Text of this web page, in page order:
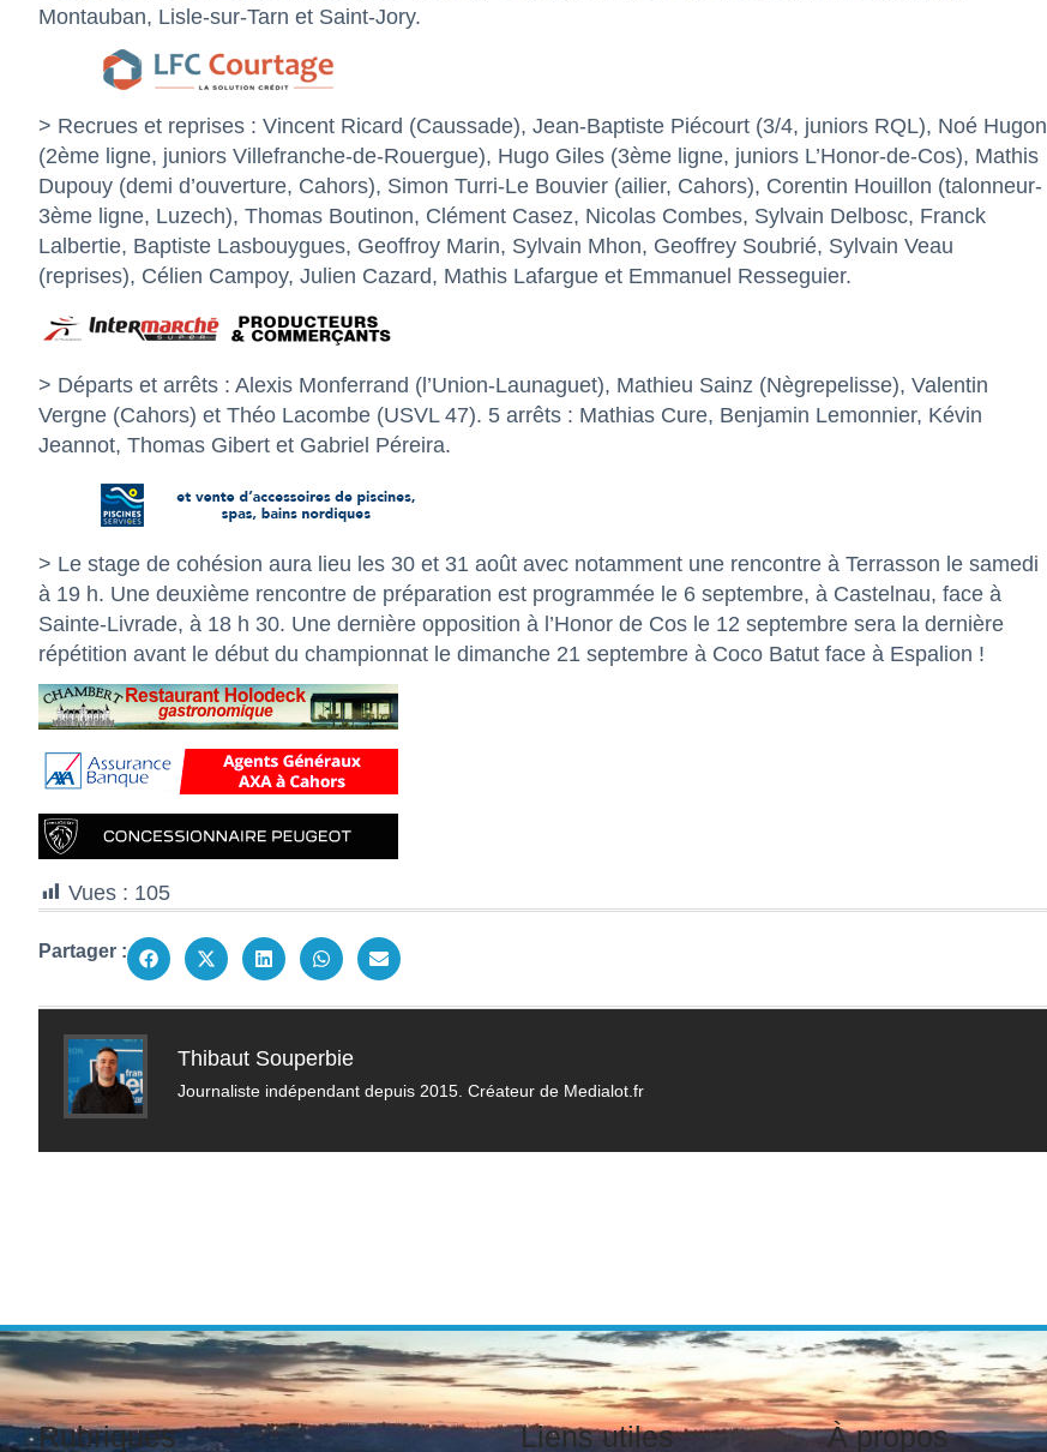
Montauban, Lisle-sur-Tarn et Saint-Jory.
> Recrues et reprises : Vincent Ricard (Caussade), Jean-Baptiste Piécourt (3/4, juniors RQL), Noé Hugon
(2ème ligne, juniors Villefranche-de-Rouergue), Hugo Giles (3ème ligne, juniors L’Honor-de-Cos), Mathis
Dupouy (demi d’ouverture, Cahors), Simon Turri-Le Bouvier (ailier, Cahors), Corentin Houillon (talonneur-
3ème ligne, Luzech), Thomas Boutinon, Clément Casez, Nicolas Combes, Sylvain Delbosc, Franck
Lalbertie, Baptiste Lasbouygues, Geoffroy Marin, Sylvain Mhon, Geoffrey Soubrié, Sylvain Veau
(reprises), Célien Campoy, Julien Cazard, Mathis Lafargue et Emmanuel Resseguier.
> Départs et arrêts : Alexis Monferrand (l’Union-Launaguet), Mathieu Sainz (Nègrepelisse), Valentin
Vergne (Cahors) et Théo Lacombe (USVL 47). 5 arrêts : Mathias Cure, Benjamin Lemonnier, Kévin
Jeannot, Thomas Gibert et Gabriel Péreira.
> Le stage de cohésion aura lieu les 30 et 31 août avec notamment une rencontre à Terrasson le samedi
à 19 h. Une deuxième rencontre de préparation est programmée le 6 septembre, à Castelnau, face à
Sainte-Livrade, à 18 h 30. Une dernière opposition à l’Honor de Cos le 12 septembre sera la dernière
répétition avant le début du championnat le dimanche 21 septembre à Coco Batut face à Espalion !
Vues : 105
Partager :
Thibaut Souperbie
Journaliste indépendant depuis 2015. Créateur de Medialot.fr
Rubriques Liens utiles À propos